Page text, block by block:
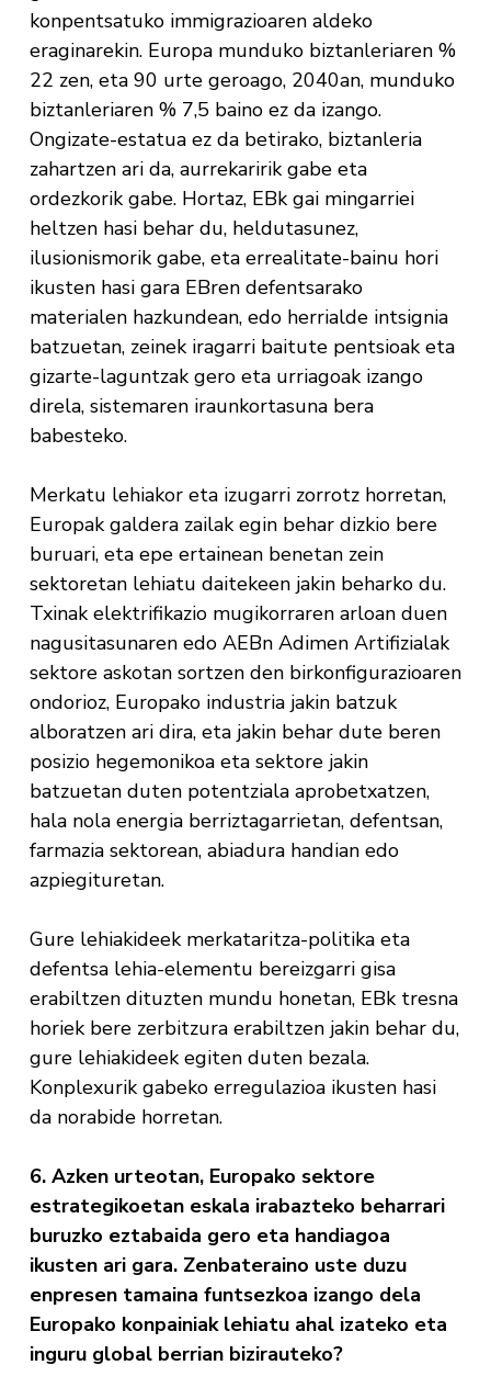
konpentsatuko immigrazioaren aldeko
eraginarekin. Europa munduko biztanleriaren %
22 zen, eta 90 urte geroago, 2040an, munduko
biztanleriaren % 7,5 baino ez da izango.
Ongizate-estatua ez da betirako, biztanleria
zahartzen ari da, aurrekaririk gabe eta
ordezkorik gabe. Hortaz, EBk gai mingarriei
heltzen hasi behar du, heldutasunez,
ilusionismorik gabe, eta errealitate-bainu hori
ikusten hasi gara EBren defentsarako
materialen hazkundean, edo herrialde intsignia
batzuetan, zeinek iragarri baitute pentsioak eta
gizarte-laguntzak gero eta urriagoak izango
direla, sistemaren iraunkortasuna bera
babesteko.
Merkatu lehiakor eta izugarri zorrotz horretan,
Europak galdera zailak egin behar dizkio bere
buruari, eta epe ertainean benetan zein
sektoretan lehiatu daitekeen jakin beharko du.
Txinak elektrifikazio mugikorraren arloan duen
nagusitasunaren edo AEBn Adimen Artifizialak
sektore askotan sortzen den birkonfigurazioaren
ondorioz, Europako industria jakin batzuk
alboratzen ari dira, eta jakin behar dute beren
posizio hegemonikoa eta sektore jakin
batzuetan duten potentziala aprobetxatzen,
hala nola energia berriztagarrietan, defentsan,
farmazia sektorean, abiadura handian edo
azpiegituretan.
Gure lehiakideek merkataritza-politika eta
defentsa lehia-elementu bereizgarri gisa
erabiltzen dituzten mundu honetan, EBk tresna
horiek bere zerbitzura erabiltzen jakin behar du,
gure lehiakideek egiten duten bezala.
Konplexurik gabeko erregulazioa ikusten hasi
da norabide horretan.
6. Azken urteotan, Europako sektore
estrategikoetan eskala irabazteko beharrari
buruzko eztabaida gero eta handiagoa
ikusten ari gara. Zenbateraino uste duzu
enpresen tamaina funtsezkoa izango dela
Europako konpainiak lehiatu ahal izateko eta
inguru global berrian bizirauteko?